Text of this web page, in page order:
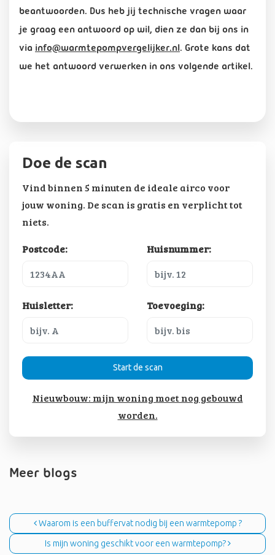
beantwoorden. Dus heb jij technische vragen waar
je graag een antwoord op wil, dien ze dan bij ons in
via info@warmtepompvergelijker.nl. Grote kans dat
we het antwoord verwerken in ons volgende artikel.
Doe de scan
Vind binnen 5 minuten de ideale airco voor
jouw woning. De scan is gratis en verplicht tot
niets.
Postcode: Huisnummer:
Huisletter: Toevoeging:
Start de scan
Nieuwbouw: mijn woning moet nog gebouwd
worden.
Meer blogs
Waarom is een buffervat nodig bij een warmtepomp ?
Is mijn woning geschikt voor een warmtepomp?